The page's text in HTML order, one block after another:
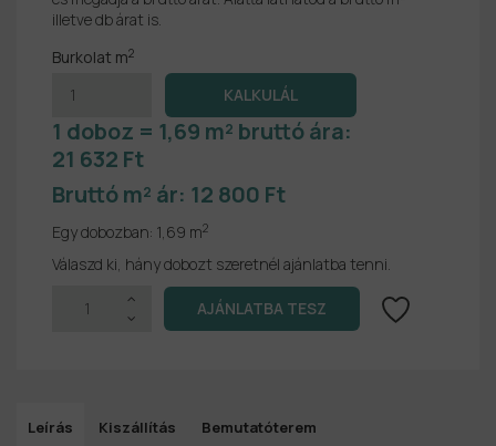
illetve db árat is.
Burkolat m2
1 doboz = 1,69 m² bruttó ára:
21 632 Ft
Bruttó m² ár: 12 800 Ft
Egy dobozban: 1,69 m2
Válaszd ki, hány dobozt szeretnél ajánlatba tenni.
Leírás Kiszállítás Bemutatóterem